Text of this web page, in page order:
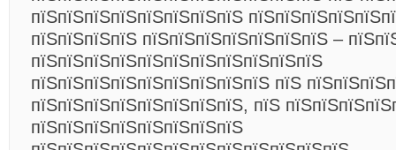
пїЅпїЅпїЅпїЅпїЅпїЅпїЅпїЅ
пїЅпїЅпїЅпїЅ пїЅпїЅпїЅпїЅпїЅпїЅпїЅ –
пїЅпїЅпїЅпїЅпїЅпїЅпїЅпїЅпїЅпїЅпїЅ
пїЅпїЅпїЅпїЅпїЅпїЅпїЅпїЅпїЅ пїЅ
пїЅпїЅпїЅпїЅпїЅпїЅпїЅпїЅ, пїЅ
пїЅпїЅпїЅпїЅпїЅпїЅпїЅпїЅ